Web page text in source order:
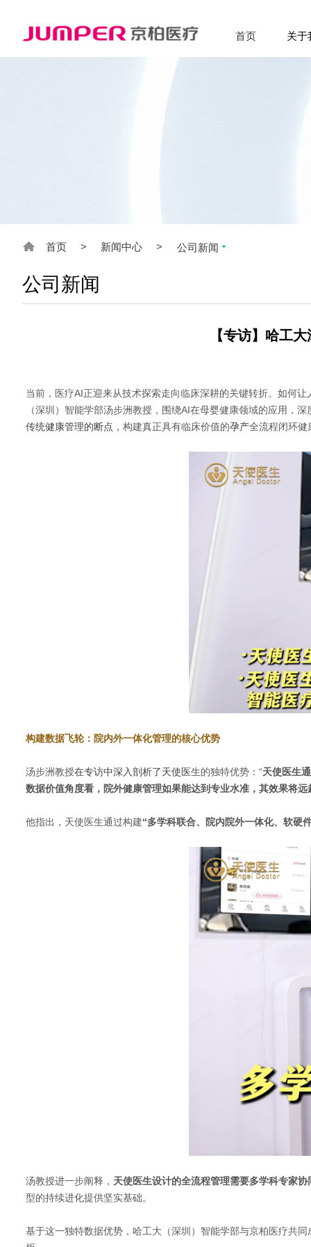
首页 关于
首页 > 新闻中心 > 公司新闻
公司新闻
【专访】哈工
当前，医疗AI正迎来从技术探索走向临床深耕的关键转折。如何
（深圳）智能学部汤步洲教授，围绕AI在母婴健康领域的应用，
传统健康管理的断点， 构建真正具有临床价值的孕产全流程闭环健
构建数据飞轮：院内外一体化管理的核心优势
汤步洲教授在专访中深入剖析了天使医生的独特优势： “天使医生
数据价值角度看，院外健康管理如果能达到专业水准，其效果将
他指出，天使医生通过构建“多学科联合、院内院外一体化、软硬
汤教授进一步阐释， 天使医生设计的全流程管理需要多学科专家协
型的持续进化提供坚实基础。
基于这一独特数据优势，哈工大（深圳）智能学部与京柏医疗共同